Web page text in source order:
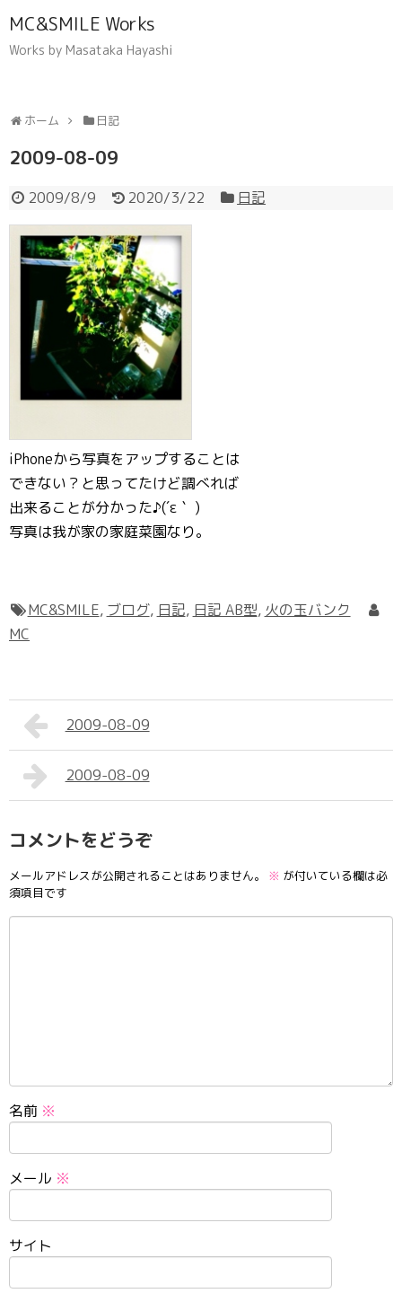
MC&SMILE Works
Works by Masataka Hayashi
ホーム 日記
2009-08-09
2009/8/9 2020/3/22 日記
iPhoneから写真をアップすることは
できない？と思ってたけど調べれば
出来ることが分かった♪(´ε｀ )
写真は我が家の家庭菜園なり。
MC&SMILE, ブログ, 日記, 日記 AB型, 火の玉バンク
MC
2009-08-09
2009-08-09
コメントをどうぞ
メールアドレスが公開されることはありません。 ※ が付いている欄は必
須項目です
名前 ※
メール ※
サイト